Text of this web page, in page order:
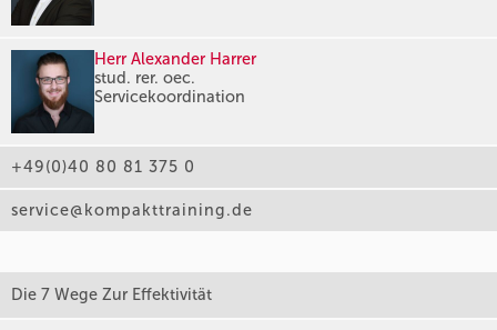
Herr Alexander Harrer
stud. rer. oec.
Servicekoordination
+49(0)40 80 81 375 0
service@kompakttraining.de
Die 7 Wege Zur Effektivität